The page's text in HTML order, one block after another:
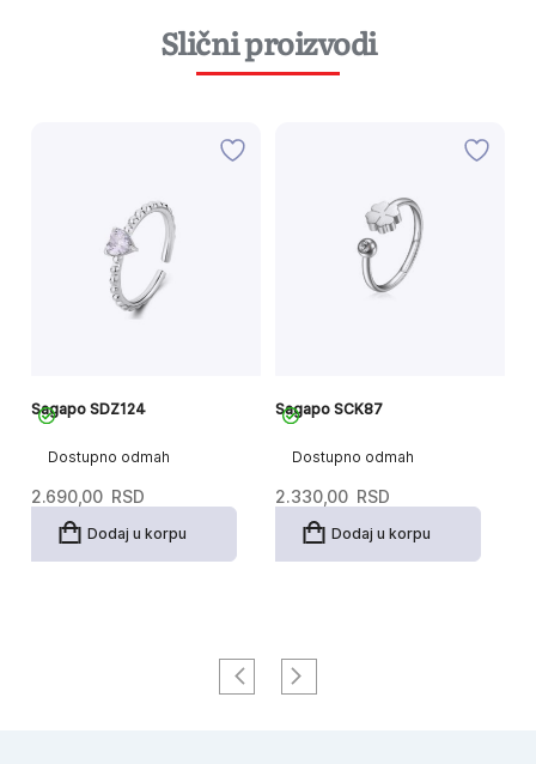
Slični proizvodi
Dostupno odmah
Sagapo SDZ124
2.690,00 RSD
Dodaj u korpu
Dostupno odmah
Sagapo SCK87
2.330,00 RSD
Dodaj u korpu